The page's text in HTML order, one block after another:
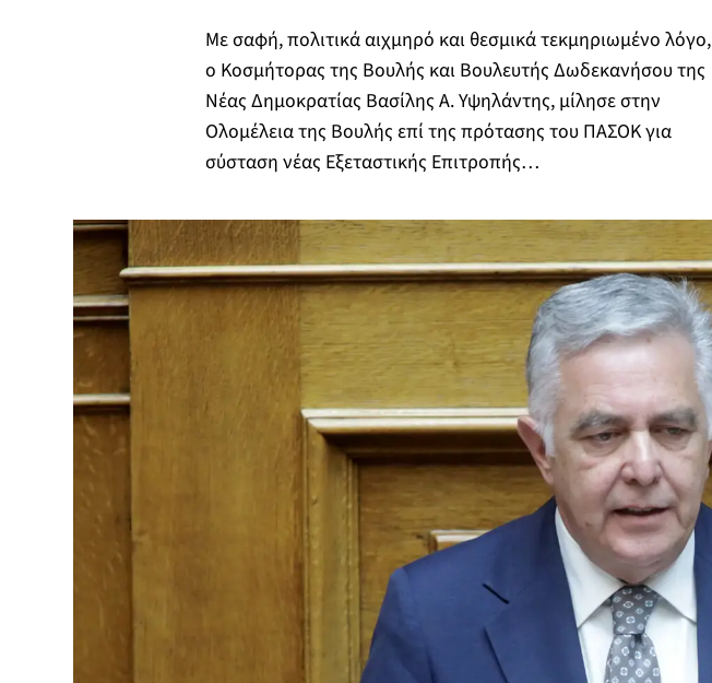
Με σαφή, πολιτικά αιχμηρό και θεσμικά τεκμηριωμένο λόγο,
ο Κοσμήτορας της Βουλής και Βουλευτής Δωδεκανήσου της
Νέας Δημοκρατίας Βασίλης Α. Υψηλάντης, μίλησε στην
Ολομέλεια της Βουλής επί της πρότασης του ΠΑΣΟΚ για
σύσταση νέας Εξεταστικής Επιτροπής…